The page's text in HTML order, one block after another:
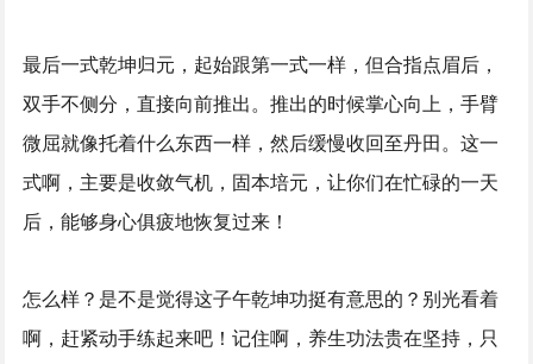
最后一式乾坤归元，起始跟第一式一样，但合指点眉后，
双手不侧分，直接向前推出。推出的时候掌心向上，手臂
微屈就像托着什么东西一样，然后缓慢收回至丹田。这一
式啊，主要是收敛气机，固本培元，让你们在忙碌的一天
后，能够身心俱疲地恢复过来！
怎么样？是不是觉得这子午乾坤功挺有意思的？别光看着
啊，赶紧动手练起来吧！记住啊，养生功法贵在坚持，只